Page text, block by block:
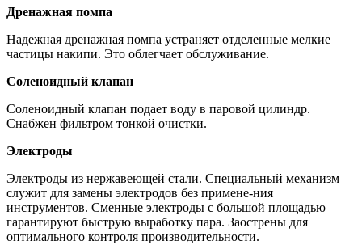
Дренажная помпа
Надежная дренажная помпа устраняет отделенные мелкие
частицы накипи. Это облегчает обслуживание.
Соленоидный клапан
Соленоидный клапан подает воду в паровой цилиндр.
Снабжен фильтром тонкой очистки.
Электроды
Электроды из нержавеющей стали. Специальный механизм
служит для замены электродов без примене-ния
инструментов. Сменные электроды с большой площадью
гарантируют быструю выработку пара. Заострены для
оптимального контроля производительности.